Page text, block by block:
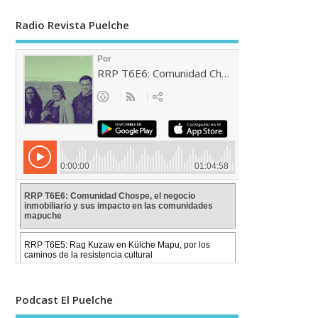
Radio Revista Puelche
Podcast El Puelche